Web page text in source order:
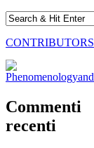
CONTRIBUTORS
Commenti
recenti